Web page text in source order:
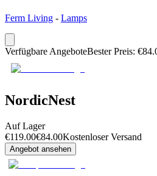
Ferm Living - Lamps
Verfügbare AngeboteBester Preis: €
NordicNest
Auf Lager
€119.00€84.00Kostenloser Versand
Angebot ansehen